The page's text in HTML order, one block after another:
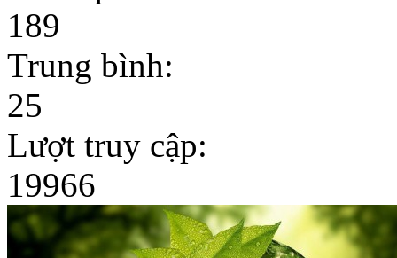
Dịch vụ phun diệt côn
trùng chuyên nghiệp tại
189
Trung bình:
25
Lượt truy cập:
19966